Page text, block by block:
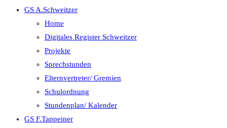
GS A.Schweitzer
Home
Digitales Register Schweitzer
Projekte
Sprechstunden
Elternvertreter/ Gremien
Schulordnung
Stundenplan/ Kalender
GS F.Tappeiner